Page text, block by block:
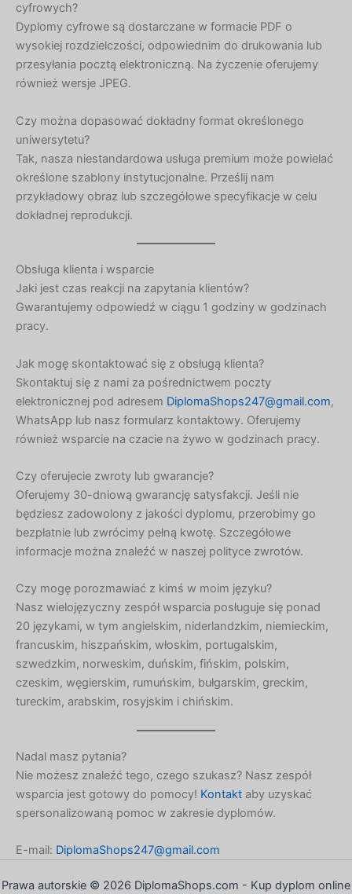
cyfrowych?
Dyplomy cyfrowe są dostarczane w formacie PDF o
wysokiej rozdzielczości, odpowiednim do drukowania lub
przesyłania pocztą elektroniczną. Na życzenie oferujemy
również wersje JPEG.
Czy można dopasować dokładny format określonego
uniwersytetu?
Tak, nasza niestandardowa usługa premium może powielać
określone szablony instytucjonalne. Prześlij nam
przykładowy obraz lub szczegółowe specyfikacje w celu
dokładnej reprodukcji.
Obsługa klienta i wsparcie
Jaki jest czas reakcji na zapytania klientów?
Gwarantujemy odpowiedź w ciągu 1 godziny w godzinach
pracy.
Jak mogę skontaktować się z obsługą klienta?
Skontaktuj się z nami za pośrednictwem poczty
elektronicznej pod adresem DiplomaShops247@gmail.com,
WhatsApp lub nasz formularz kontaktowy. Oferujemy
również wsparcie na czacie na żywo w godzinach pracy.
Czy oferujecie zwroty lub gwarancje?
Oferujemy 30-dniową gwarancję satysfakcji. Jeśli nie
będziesz zadowolony z jakości dyplomu, przerobimy go
bezpłatnie lub zwrócimy pełną kwotę. Szczegółowe
informacje można znaleźć w naszej polityce zwrotów.
Czy mogę porozmawiać z kimś w moim języku?
Nasz wielojęzyczny zespół wsparcia posługuje się ponad
20 językami, w tym angielskim, niderlandzkim, niemieckim,
francuskim, hiszpańskim, włoskim, portugalskim,
szwedzkim, norweskim, duńskim, fińskim, polskim,
czeskim, węgierskim, rumuńskim, bułgarskim, greckim,
tureckim, arabskim, rosyjskim i chińskim.
Nadal masz pytania?
Nie możesz znaleźć tego, czego szukasz? Nasz zespół
wsparcia jest gotowy do pomocy! Kontakt aby uzyskać
spersonalizowaną pomoc w zakresie dyplomów.
E-mail: DiplomaShops247@gmail.com
Prawa autorskie © 2026 DiplomaShops.com - Kup dyplom online
Dutch
French
German
Portuguese
Finnish
Belarusian
Bosnian
Czech
Estonian
Croatian
Armenian
Indonesian
Icelandic
Japanese
Georgian
Lithuanian
Romanian
Slovak
Ukrainian
Turkish